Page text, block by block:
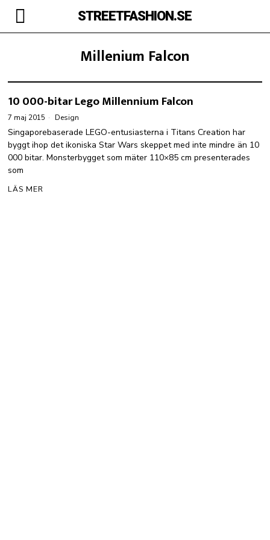
STREETFASHION.SE
Millenium Falcon
10 000-bitar Lego Millennium Falcon
7 maj 2015 Design
Singaporebaserade LEGO-entusiasterna i Titans Creation har
byggt ihop det ikoniska Star Wars skeppet med inte mindre än 10
000 bitar. Monsterbygget som mäter 110×85 cm presenterades
som
LÄS MER